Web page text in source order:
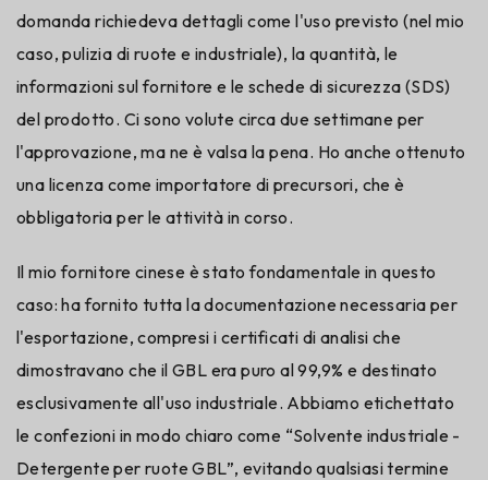
domanda richiedeva dettagli come l'uso previsto (nel mio
caso, pulizia di ruote e industriale), la quantità, le
informazioni sul fornitore e le schede di sicurezza (SDS)
del prodotto. Ci sono volute circa due settimane per
l'approvazione, ma ne è valsa la pena. Ho anche ottenuto
una licenza come importatore di precursori, che è
obbligatoria per le attività in corso.
Il mio fornitore cinese è stato fondamentale in questo
caso: ha fornito tutta la documentazione necessaria per
l'esportazione, compresi i certificati di analisi che
dimostravano che il GBL era puro al 99,9% e destinato
esclusivamente all'uso industriale. Abbiamo etichettato
le confezioni in modo chiaro come “Solvente industriale -
Detergente per ruote GBL”, evitando qualsiasi termine